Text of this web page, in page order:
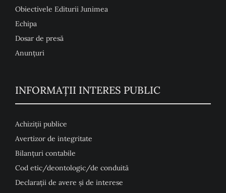
Obiectivele Editurii Junimea
Echipa
Dosar de presă
Anunţuri
INFORMAȚII INTERES PUBLIC
Achiziții publice
Avertizor de integritate
Bilanțuri contabile
Cod etic/deontologic/de conduită
Declarații de avere și de interese